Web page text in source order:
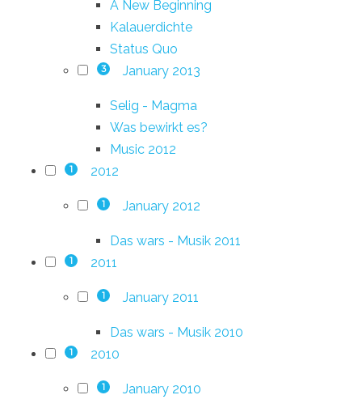
A New Beginning
Kalauerdichte
Status Quo
3 January 2013
Selig - Magma
Was bewirkt es?
Music 2012
1 2012
1 January 2012
Das wars - Musik 2011
1 2011
1 January 2011
Das wars - Musik 2010
1 2010
1 January 2010